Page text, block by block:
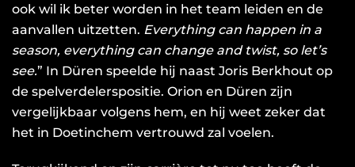
ook wil ik beter worden in het team leiden en de
aanvallen uitzetten. Everything can happen in a
season, everything can change and twist, so let’s
see.” In Düren speelde hij naast Joris Berkhout op
de spelverdelerspositie. Orion en Düren zijn
vergelijkbaar volgens hem, en hij weet zeker dat
het in Doetinchem vertrouwd zal voelen.